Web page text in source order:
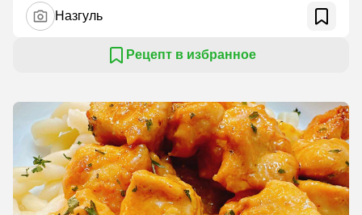
Назгуль
Рецепт в избранное